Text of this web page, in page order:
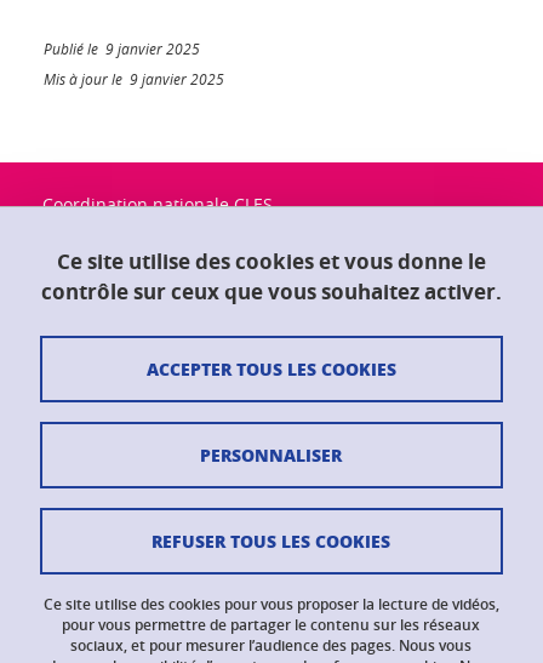
Publié le 9 janvier 2025
Mis à jour le 9 janvier 2025
Coordination nationale CLES
Maison du doctorat "Jean Kuntzmann"
CS 40700
38058 Grenoble Cedex 9
Plan du site
Données personnelles
Gestion des cookies
Ce site utilise des cookies et vous donne le
contrôle sur ceux que vous souhaitez activer.
Ce site utilise des cookies pour vous proposer la lecture de vidéos,
pour vous permettre de partager le contenu sur les réseaux
sociaux, et pour mesurer l’audience des pages. Nous vous
ACCEPTER TOUS LES COOKIES
REFUSER TOUS LES COOKIES
PERSONNALISER